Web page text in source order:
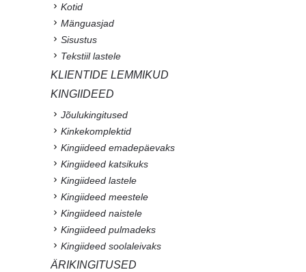
Kotid
Mänguasjad
Sisustus
Tekstiil lastele
KLIENTIDE LEMMIKUD
KINGIIDEED
Jõulukingitused
Kinkekomplektid
Kingiideed emadepäevaks
Kingiideed katsikuks
Kingiideed lastele
Kingiideed meestele
Kingiideed naistele
Kingiideed pulmadeks
Kingiideed soolaleivaks
ÄRIKINGITUSED